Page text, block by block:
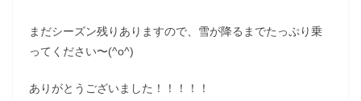
まだシーズン残りありますので、雪が降るまでたっぷり乗
ってください〜(^o^)
ありがとうございました！！！！！